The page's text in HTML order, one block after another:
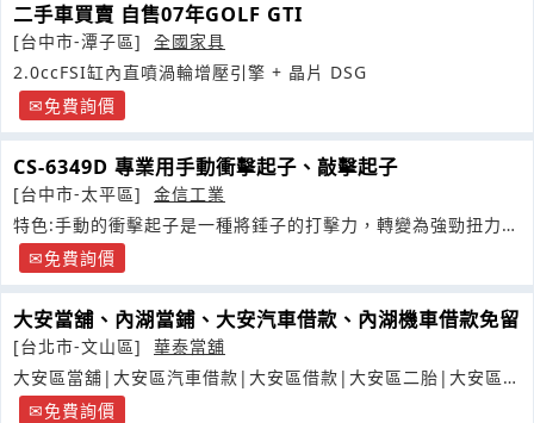
二手車買賣 自售07年GOLF GTI
[台中市-潭子區]
全國家具
2.0ccFSI缸內直噴渦輪增壓引擎 + 晶片 DSG
免費詢價
CS-6349D 專業用手動衝擊起子、敲擊起子
[台中市-太平區]
金信工業
特色:手動的衝擊起子是一種將錘子的打擊力，轉變為強勁扭力的
手工具免費詢價
大安當舖、內湖當鋪、大安汽車借款、內湖機車借款免留
[台北市-文山區]
華泰當舖
大安區當舖|大安區汽車借款|大安區借款|大安區二胎|大安區借
錢 免費詢價